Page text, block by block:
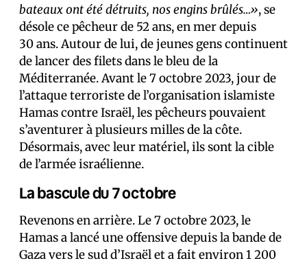
bateaux ont été détruits, nos engins brûlés…», se
désole ce pêcheur de 52 ans, en mer depuis
30 ans. Autour de lui, de jeunes gens continuent
de lancer des filets dans le bleu de la
Méditerranée. Avant le 7 octobre 2023, jour de
l’attaque terroriste de l’organisation islamiste
Hamas contre Israël, les pêcheurs pouvaient
s’aventurer à plusieurs milles de la côte.
Désormais, avec leur matériel, ils sont la cible
de l’armée israélienne.
La bascule du 7 octobre
Revenons en arrière. Le 7 octobre 2023, le
Hamas a lancé une offensive depuis la bande de
Gaza vers le sud d’Israël et a fait environ 1 200